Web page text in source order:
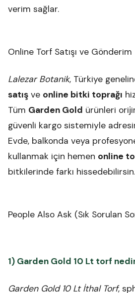
verim sağlar.
Online Torf Satışı ve Gönderim
Lalezar Botanik, Türkiye
satış ve online bitki toprağı
Tüm Garden Gold ürünleri
güvenli kargo sistemiyle
Evde, balkonda veya
kullanmak için hemen online
bitkilerinde farkı hissedebilirsin.
People Also Ask (Sık Sorulan
1) Garden Gold 10 Lt torf
Garden Gold 10 Lt İthal Torf,